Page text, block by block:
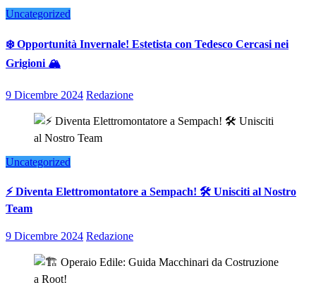
Uncategorized
❄️ Opportunità Invernale! Estetista con Tedesco Cercasi nei
Grigioni 🏔️
9 Dicembre 2024 Redazione
Uncategorized
⚡ Diventa Elettromontatore a Sempach! 🛠️ Unisciti al Nostro
Team
9 Dicembre 2024 Redazione